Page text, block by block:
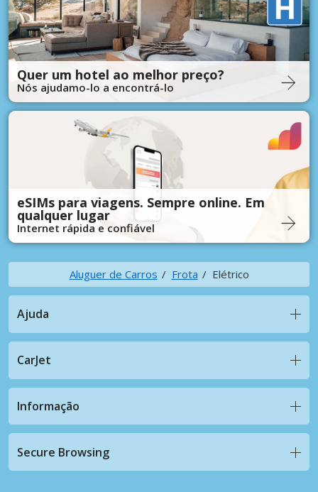
Quer um hotel ao melhor preço?
Nós ajudamo-lo a encontrá-lo
eSIMs para viagens. Sempre online. Em
qualquer lugar
Internet rápida e confiável
Aluguer de Carros Frota Elétrico
Ajuda
CarJet
Informação
Secure Browsing